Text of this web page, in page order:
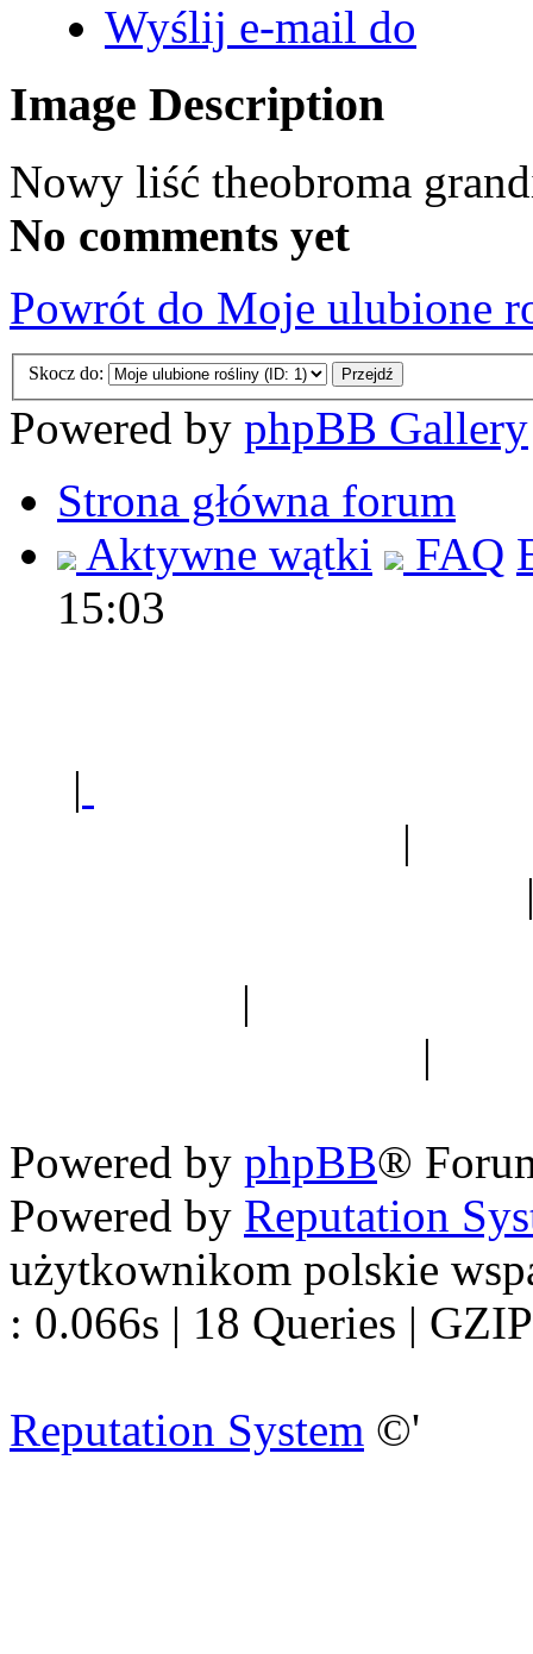
Wyślij e-mail do
Image Description
Nowy liść theobroma
No comments yet
Powrót do Moje ulubione
Skocz do:
Powered by phpBB Gallery
Strona główna forum
Aktywne wątki
FAQ
15:03
|
|
|
|
Powered by phpBB®
Powered by Reputation
użytkownikom polskie
: 0.066s | 18 Queries |
Reputation System ©'